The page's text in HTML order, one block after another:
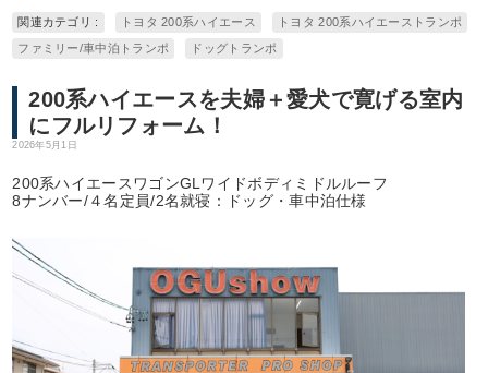
関連カテゴリ : トヨタ 200系ハイエース
トヨタ 200系ハイエーストランポ
ファミリー/車中泊トランポ
ドッグトランポ
200系ハイエースを夫婦＋愛犬で寛げる室内
にフルリフォーム！
2026年5月1日
200系ハイエースワゴンGLワイドボディミドルルーフ
8ナンバー/４名定員/2名就寝：ドッグ・車中泊仕様